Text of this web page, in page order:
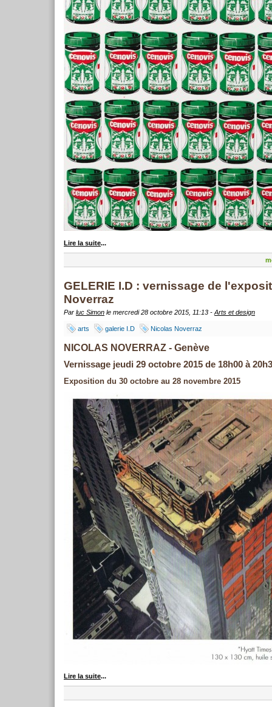
Lire la suite...
GELERIE I.D : vernissage de
Noverraz
Par luc Simon le mercredi 28 octobre 2015, 11:13 - Arts et design
arts galerie I.D Nicolas Noverraz
NICOLAS NOVERRAZ - Genève
Vernissage jeudi 29 octobre 2015 de 18h00 à
Exposition du 30 octobre au 28 novembre 2015
Lire la suite...